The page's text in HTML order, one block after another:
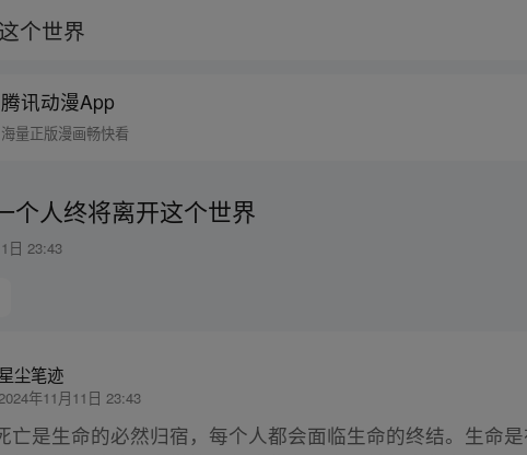
个世界
腾讯动漫App
海量正版漫画畅快看
个人终将离开这个世界
日 23:43
星尘笔迹
年11月11日 23:43
亡是生命的必然归宿，每个人都会面临生命的终结。生命